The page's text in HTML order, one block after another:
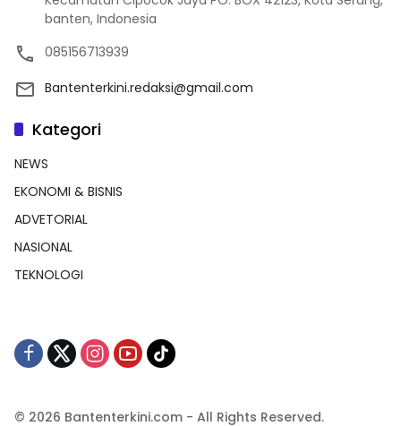
banten, Indonesia
085156713939
Bantenterkini.redaksi@gmail.com
Kategori
NEWS
EKONOMI & BISNIS
ADVETORIAL
NASIONAL
TEKNOLOGI
© 2026 Bantenterkini.com - All Rights Reserved.